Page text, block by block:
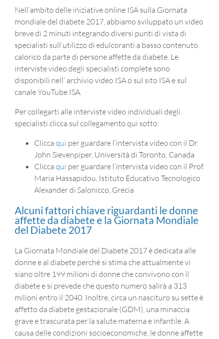
Nell’ambito delle iniziative online ISA sulla Giornata
mondiale del diabete 2017, abbiamo sviluppato un video
breve di 2 minuti integrando diversi punti di vista di
specialisti sull’utilizzo di edulcoranti a basso contenuto
calorico da parte di persone affette da diabete. Le
interviste video degli specialisti complete sono
disponibili nell’ archivio video ISA o sul sito ISA e sul
canale YouTube ISA.
Per collegarti alle interviste video individuali degli
specialisti clicca sul collegamento qui sotto:
Clicca qui per guardare l’intervista video con il Dr.
John Sievenpiper, Università di Toronto, Canada
Clicca qui per guardare l’intervista video con il Prof.
Maria Hassapidou, Istituto Educativo Tecnologico
Alexander di Salonicco, Grecia
Alcuni fattori chiave riguardanti le donne
affette da diabete e la Giornata Mondiale
del Diabete 2017
La Giornata Mondiale del Diabete 2017 è dedicata alle
donne e al diabete perché si stima che attualmente vi
siano oltre 199 milioni di donne che convivono con il
diabete e si prevede che questo numero salirà a 313
milioni entro il 2040. Inoltre, circa un nascituro su sette è
affetto da diabete gestazionale (GDM), una minaccia
grave e trascurata per la salute materna e infantile. A
causa delle condizioni socioeconomiche, le donne affette